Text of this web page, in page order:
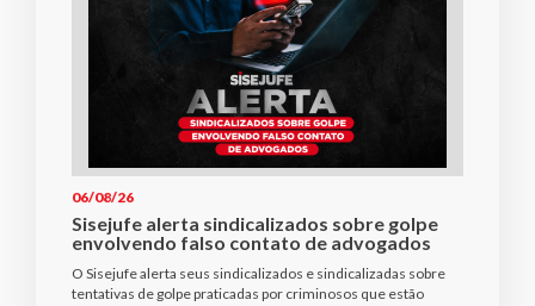
06/08/26
Sisejufe alerta sindicalizados sobre golpe
envolvendo falso contato de advogados
O Sisejufe alerta seus sindicalizados e sindicalizadas sobre
tentativas de golpe praticadas por criminosos que estão